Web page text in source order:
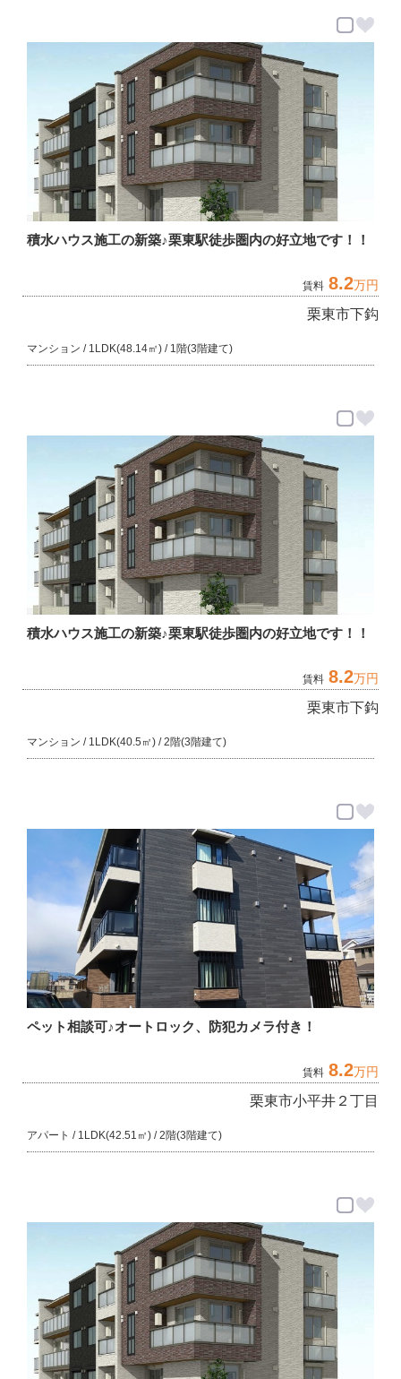
積水ハウス施工の新築♪栗東駅徒歩圏内の好立地です！！
栗東市下鈎
賃料 8.2万円
マンション / 1LDK(48.14㎡) / 1階(3階建て)
積水ハウス施工の新築♪栗東駅徒歩圏内の好立地です！！
栗東市下鈎
賃料 8.2万円
マンション / 1LDK(40.5㎡) / 2階(3階建て)
ペット相談可♪オートロック、防犯カメラ付き！
栗東市小平井２丁目
賃料 8.2万円
アパート / 1LDK(42.51㎡) / 2階(3階建て)